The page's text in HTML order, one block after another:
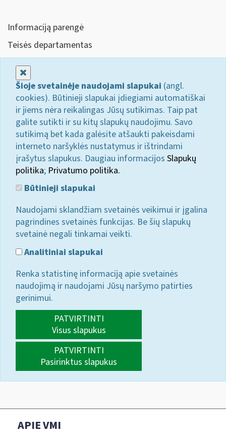
Informaciją parengė
Teisės departamentas
Šioje svetainėje naudojami slapukai (angl.
cookies). Būtinieji slapukai įdiegiami automatiškai
ir jiems nėra reikalingas Jūsų sutikimas. Taip pat
galite sutikti ir su kitų slapukų naudojimu. Savo
sutikimą bet kada galėsite atšaukti pakeisdami
interneto naršyklės nustatymus ir ištrindami
įrašytus slapukus. Daugiau informacijos Slapukų
politika; Privatumo politika.
Būtinieji slapukai
Naudojami sklandžiam svetainės veikimui ir įgalina
pagrindines svetainės funkcijas. Be šių slapukų
svetainė negali tinkamai veikti.
Analitiniai slapukai
Renka statistinę informaciją apie svetainės
naudojimą ir naudojami Jūsų naršymo patirties
gerinimui.
PATVIRTINTI
Visus slapukus
PATVIRTINTI
Pasirinktus slapukus
APIE VMI